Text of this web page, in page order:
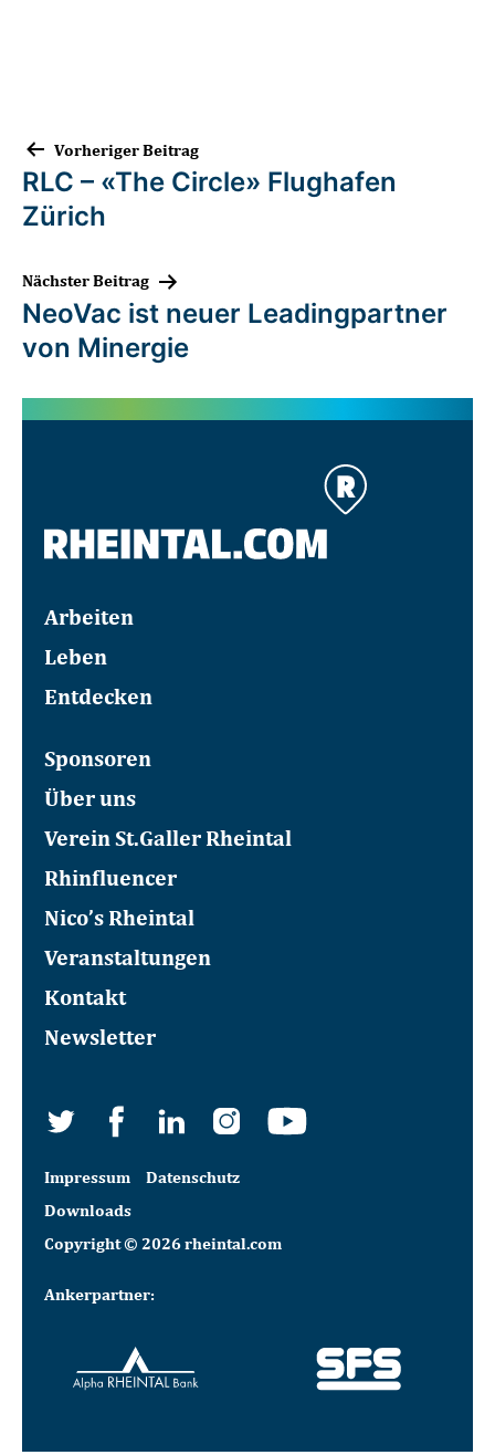
Vorheriger Beitrag
RLC – «The Circle» Flughafen
Zürich
Nächster Beitrag
NeoVac ist neuer Leadingpartner
von Minergie
Arbeiten
Leben
Entdecken
Sponsoren
Über uns
Verein St.Galler Rheintal
Rhinfluencer
Nico’s Rheintal
Veranstaltungen
Kontakt
Newsletter
Impressum
Datenschutz
Downloads
Copyright © 2026 rheintal.com
Ankerpartner: